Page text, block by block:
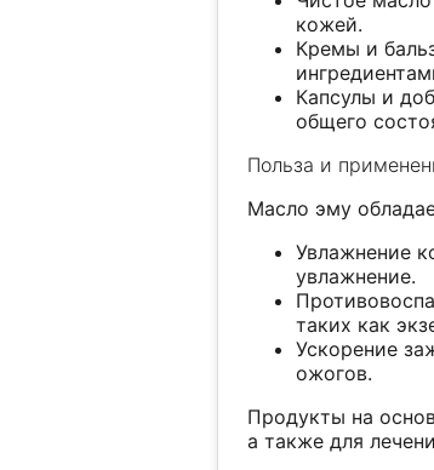
кожей.
Кремы и
Капсулы и
общего
Польза и
Масло эму
Увлажнение
увлажнение.
таких как
Ускорение
ожогов.
Продукты на
а также для